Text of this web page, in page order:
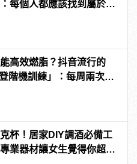
每個人都應該找到屬於自
高效燃脂？抖音流行的
登階機訓練」：每周兩次即
杯！居家DIY調酒必備工
業器材讓女生覺得你超